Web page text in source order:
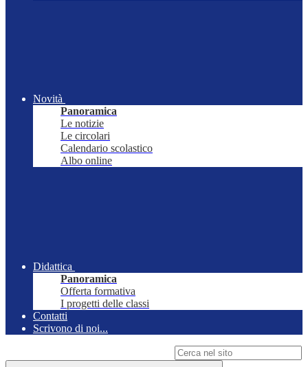
Novità
Panoramica
Le notizie
Le circolari
Calendario scolastico
Albo online
Didattica
Panoramica
Offerta formativa
I progetti delle classi
Contatti
Scrivono di noi...